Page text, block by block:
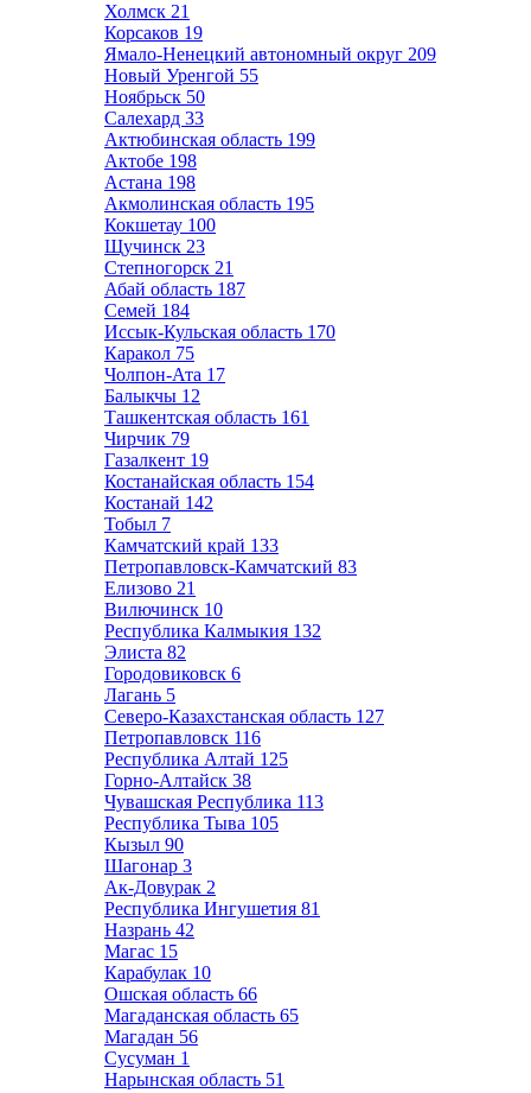
Холмск 21
Корсаков 19
Ямало-Ненецкий автономный округ 209
Новый Уренгой 55
Ноябрьск 50
Салехард 33
Актюбинская область 199
Актобе 198
Астана 198
Акмолинская область 195
Кокшетау 100
Щучинск 23
Степногорск 21
Абай область 187
Семей 184
Иссык-Кульская область 170
Каракол 75
Чолпон-Ата 17
Балыкчы 12
Ташкентская область 161
Чирчик 79
Газалкент 19
Костанайская область 154
Костанай 142
Тобыл 7
Камчатский край 133
Петропавловск-Камчатский 83
Елизово 21
Вилючинск 10
Республика Калмыкия 132
Элиста 82
Городовиковск 6
Лагань 5
Северо-Казахстанская область 127
Петропавловск 116
Республика Алтай 125
Горно-Алтайск 38
Чувашская Республика 113
Республика Тыва 105
Кызыл 90
Шагонар 3
Ак-Довурак 2
Республика Ингушетия 81
Назрань 42
Магас 15
Карабулак 10
Ошская область 66
Магаданская область 65
Магадан 56
Сусуман 1
Нарынская область 51